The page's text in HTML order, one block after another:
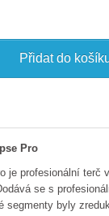
Přidat do
Pro
je profesionální terč
se s
segmenty byly